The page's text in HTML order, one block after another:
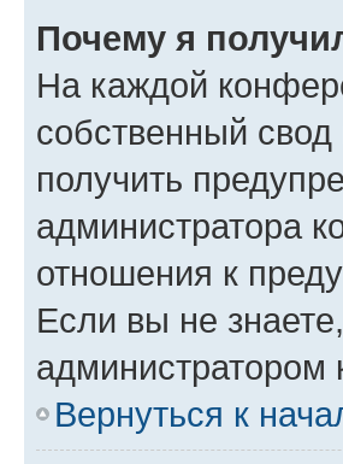
Почему я
На каждой
собственный
получить
администратора
отношения к
Если вы не
администратором
Вернуться к